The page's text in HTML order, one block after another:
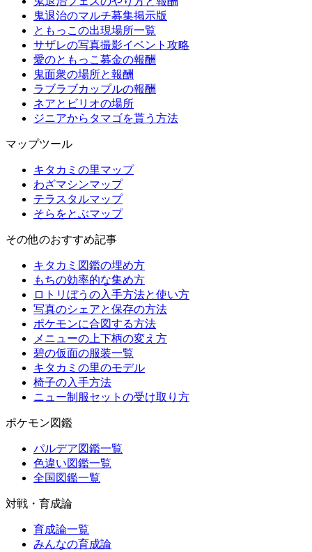
鬼退治のマルチ募集掲示版
ともっこの出現場所一覧
サザレの写真撮影イベント攻略
愛のともっこ募金の報酬
鬼面衆の場所と報酬
ラブラブカップルの報酬
ネアとビリオの場所
ジニアからタマゴを貰う方法
マップツール
キタカミの里マップ
わざマシンマップ
テラスタルマップ
そらをとぶマップ
その他のおすすめ記事
キタカミ図鑑の埋め方
もちの効率的な集め方
ロトリぼうの入手方法と使い方
写真のシェアと保存の方法
ポケモンに合図する方法
メニューの上下柄の変え方
碧の仮面の服装一覧
キタカミの里のモデル
椅子の入手方法
ニュー制服セットの受け取り方
ポケモン図鑑
パルデア図鑑一覧
色違い図鑑一覧
全国図鑑一覧
対戦・育成論
育成論一覧
みんなの育成論